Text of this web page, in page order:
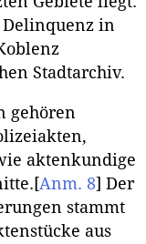
Delinquenz in
Stadtarchiv.
gehören
aktenkundige
[Anm. 8] Der
stammt
aus